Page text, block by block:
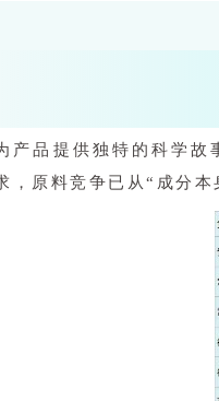
产品提供独特的科学故
，原料竞争已从“成分本